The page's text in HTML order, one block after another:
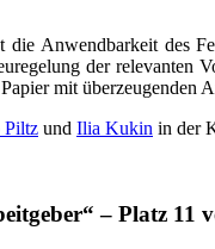
Anwendbarkeit des
der relevanten
mit
Piltz und Ilia Kukin in der
– Platz 11